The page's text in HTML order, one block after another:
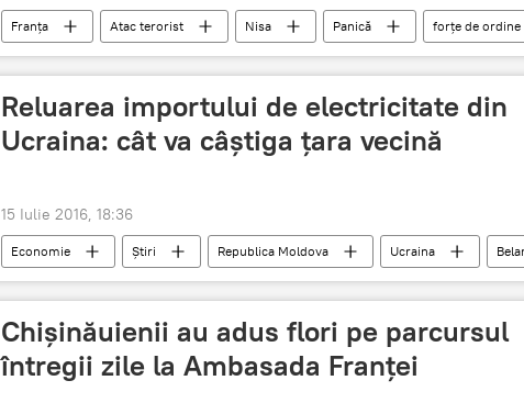
Franța Atac terorist Nisa Panică forțe de ordine
Mobilizare
Reluarea importului de electricitate din
Ucraina: cât va câștiga țara vecină
15 Iulie 2016, 18:36
Economie Știri Republica Moldova Ucraina
Kiev
Energie electrică Import Profit
Chișinăuienii au adus flori pe parcursul
întregii zile la Ambasada Franței